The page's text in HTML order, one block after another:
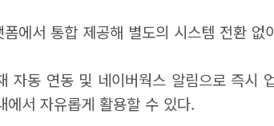
에서 통합 제공해 별도의 시스템 전환
자동 연동 및 네이버웍스 알림으로 즉시
서 자유롭게 활용할 수 있다.